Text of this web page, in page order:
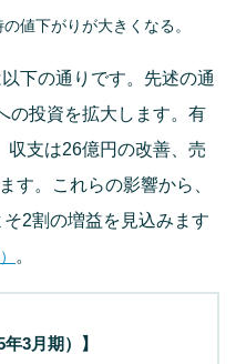
値下がりが大きくなる。
下の通りです。先述の通
の投資を拡大します。有
収支は26億円の改善、売
す。これらの影響から、
2割の増益を見込みます
。
3月期）】